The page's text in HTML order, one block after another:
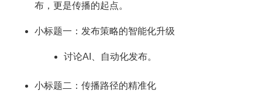
布，更是传播的起点。
小标题一：发布策略的智能化升级
讨论AI、自动化发布。
小标题二：传播路径的精准化